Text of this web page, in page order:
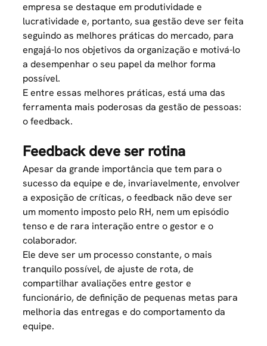
empresa se destaque em produtividade e
lucratividade e, portanto, sua gestão deve ser feita
seguindo as melhores práticas do mercado, para
engajá-lo nos objetivos da organizaçãoe motivá-lo
a desempenhar o seu papel da melhor forma
possível.
E entre essas melhores práticas, está uma das
ferramenta mais poderosas da gestão de pessoas:
o feedback.
Feedback deve ser rotina
Apesar da grande importância que tem para o
sucesso da equipe e de, invariavelmente, envolver
a exposição de críticas, o feedback não deve ser
um momento imposto pelo RH, nem um episódio
tenso e de rara interação entre o gestor e o
colaborador.
Ele deve ser um processo constante, o mais
tranquilo possível, de ajuste de rota, de
compartilhar avaliações entre gestor e
funcionário, de definição de pequenas metas para
melhoria das entregas e do comportamento da
equipe.